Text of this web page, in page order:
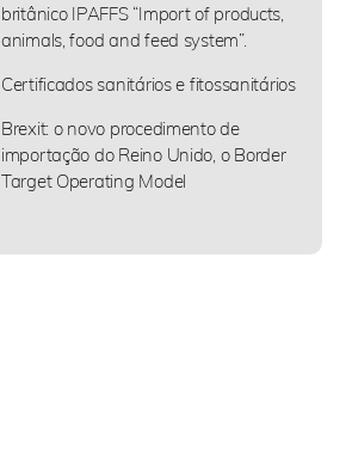
britânico IPAFFS “Import of products,
animals, food and feed system”.
Certificados sanitários e fitossanitários
Brexit: o novo procedimento de
importação do Reino Unido, o Border
Target Operating Model